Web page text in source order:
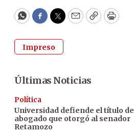
WhatsApp
Facebook
Twitter
EmailCopyPrint
Impreso
Últimas Noticias
Política
Universidad defiende el título de
abogado que otorgó al senador
Retamozo